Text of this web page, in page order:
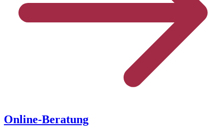
Online-Beratung